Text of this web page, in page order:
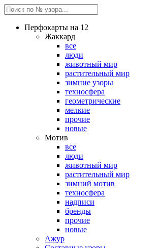
Перфокарты на 12
Жаккард
все
люди
животный мир
растительный мир
зимние узоры
техносфера
геометрические
мелкие
прочие
новые
Мотив
все
люди
животный мир
растительный мир
зимний мотив
техносфера
надписи
бренды
прочие
новые
Ажур